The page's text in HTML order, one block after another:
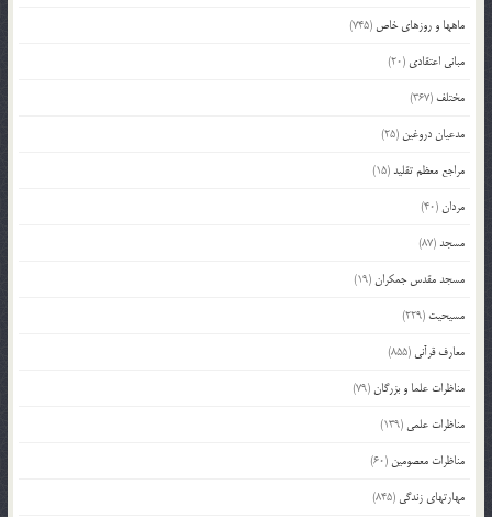
ماهها و روزهای خاص (745)
مبانی اعتقادی (20)
مختلف (367)
مدعیان دروغین (25)
مراجع معظم تقلید(15)
مردان(40)
مسجد(87)
مسجد مقدس جمکران(19)
مسیحیت (229)
معارف قرآنی (855)
مناظرات علما و بزرگان(79)
مناظرات علمی (139)
مناظرات معصومین (60)
مهارتهای زندگی (845)